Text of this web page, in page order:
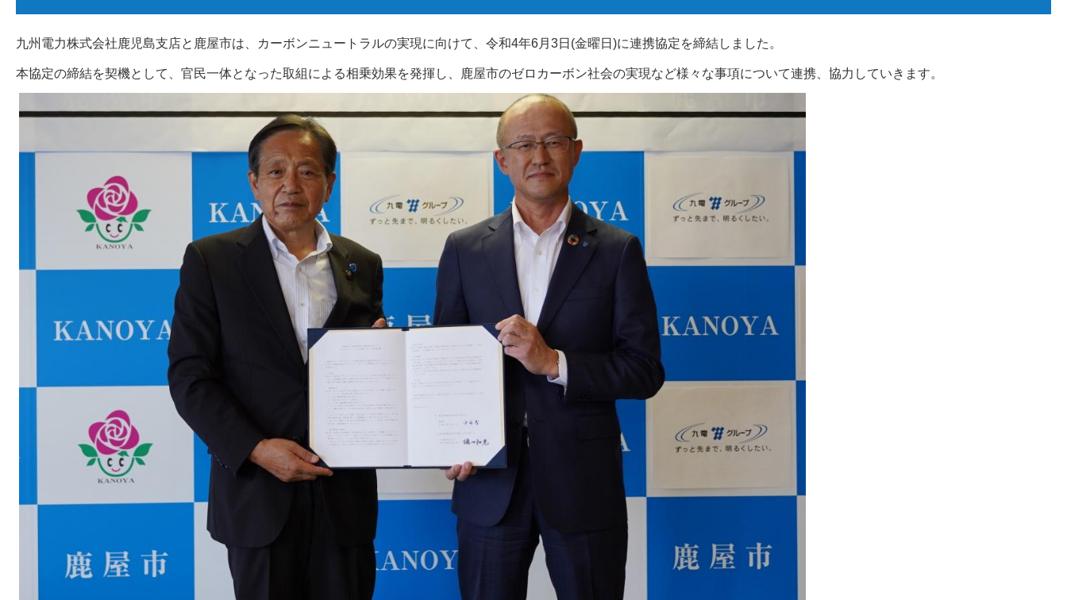
九州電力株式会社鹿児島支店と鹿屋市は、カーボンニュートラルの実現に向けて、令和4年6月3日(金曜日)に連携協定を締結しました。
本協定の締結を契機として、官民一体となった取組による相乗効果を発揮し、鹿屋市のゼロカーボン社会の実現など様々な事項について連携、協力していきます。